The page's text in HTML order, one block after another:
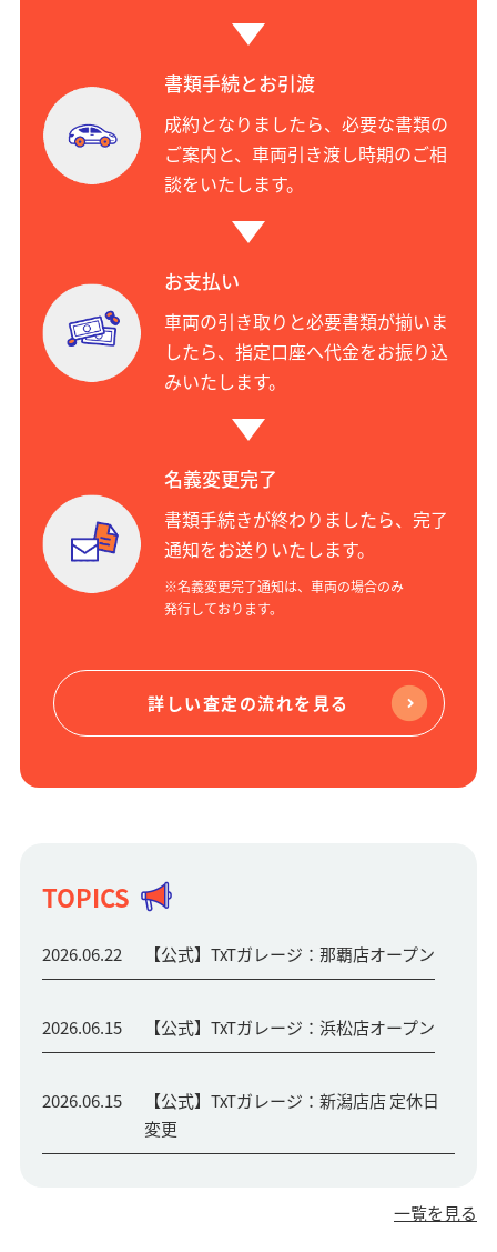
書類手続とお引渡
成約となりましたら、必要な書類の
ご案内と、車両引き渡し時期のご相
談をいたします。
お支払い
車両の引き取りと必要書類が揃いま
したら、指定口座へ代金をお振り込
みいたします。
名義変更完了
書類手続きが終わりましたら、完了
通知をお送りいたします。
※名義変更完了通知は、車両の場合のみ
発行しております。
詳しい査定の流れを見る
TOPICS
2026.06.22 【公式】TxTガレージ：那覇店オープン
2026.06.15 【公式】TxTガレージ：浜松店オープン
2026.06.15
【公式】TxTガレージ：新潟店店 定休日
変更
一覧を見る